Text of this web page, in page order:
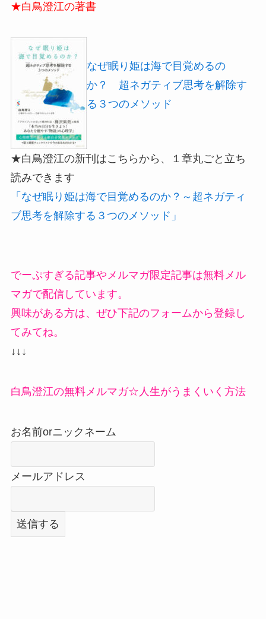
★白鳥澄江の著書
なぜ眠り姫は海で目覚めるの
か？ 超ネガティブ思考を解除す
る３つのメソッド
★白鳥澄江の新刊はこちらから、１章丸ごと立ち
読みできます
「なぜ眠り姫は海で目覚めるのか？～超ネガティ
ブ思考を解除する３つのメソッド」
でーぷすぎる記事やメルマガ限定記事は無料メル
マガで配信しています。
興味がある方は、ぜひ下記のフォームから登録し
てみてね。
↓↓↓
白鳥澄江の無料メルマガ☆人生がうまくいく方法
お名前orニックネーム
メールアドレス